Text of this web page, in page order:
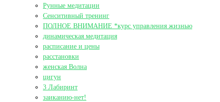
Рунные медитации
Сенситивный тренинг
ПОЛНОЕ ВНИМАНИЕ *курс управления жизнью
динамическая медитация
расписание и цены
расстановки
женская Волна
цигун
3 Лабиринт
заиканию-нет!